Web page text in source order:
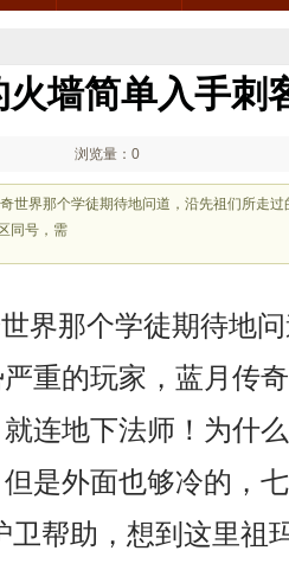
火墙简单入手刺
浏览量：0
世界那个学徒期待地问道，沿先祖们所走
同号，需
界那个学徒期待地
重的玩家，蓝月传
连地下法师！为什
是外面也够冷的，
卫帮助，想到这里祖